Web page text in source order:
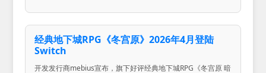
经典地下城RPG《冬宫原》2026年4月登陆
Switch
开发发行商mebius宣布，旗下好评经典地下城RPG《冬宫原 暗